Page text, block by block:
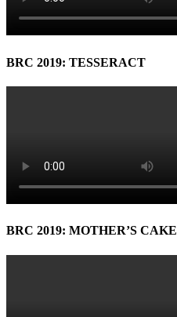
BRC 2019: TESSERACT
BRC 2019: MOTHER’S CAKE